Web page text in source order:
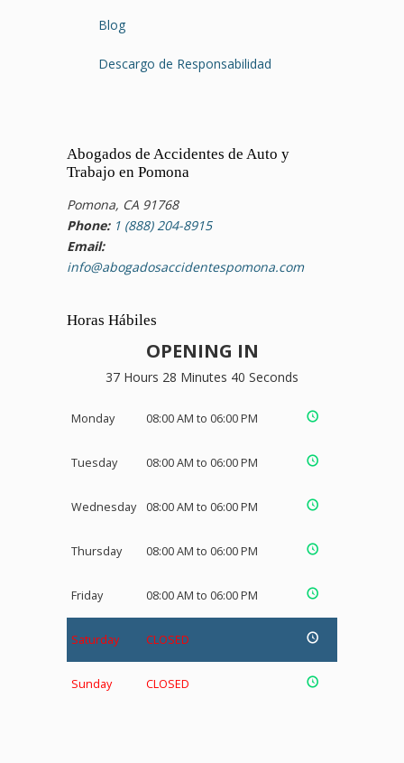
Blog
Descargo de Responsabilidad
Abogados de Accidentes de Auto y
Trabajo en Pomona
Pomona, CA 91768
Phone: 1 (888) 204-8915
Email:
info@abogadosaccidentespomona.com
Horas Hábiles
OPENING IN
37 Hours 28 Minutes 40 Seconds
Monday 08:00 AM to 06:00 PM
Tuesday 08:00 AM to 06:00 PM
Wednesday 08:00 AM to 06:00 PM
Thursday 08:00 AM to 06:00 PM
Friday 08:00 AM to 06:00 PM
Saturday CLOSED
Sunday CLOSED